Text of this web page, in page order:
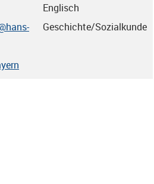
Englisch
Geschichte/Sozialkunde